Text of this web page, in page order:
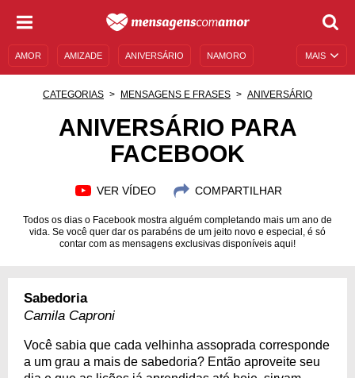
MAIS
AMOR AMIZADE ANIVERSÁRIO NAMORO
AUTOAJUDA
MENSAGENS E FRASES MENSAGENS DE ANIVERSÁRIO
CATEGORIAS MENSAGENS E FRASES ANIVERSÁRIO
ANIVERSÁRIO PARA
FACEBOOK
VER VÍDEO COMPARTILHAR
Todos os dias o Facebook mostra alguém completando mais um ano de
vida. Se você quer dar os parabéns de um jeito novo e especial, é só
contar com as mensagens exclusivas disponíveis aqui!
Sabedoria
Camila Caproni
Você sabia que cada velhinha assoprada corresponde
a um grau a mais de sabedoria? Então aproveite seu